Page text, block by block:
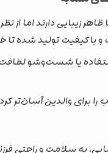
ظاهر زیبایی دارند
باکیفیت تولید شده
یا شست‌وشو لطافت
برای والدین آسان‌تر
به سلامت و